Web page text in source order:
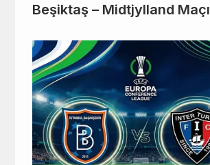
Beşiktaş – Midtjylland Maçı